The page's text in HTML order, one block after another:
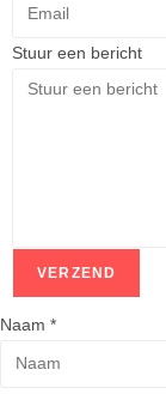
Stuur een bericht
VERZEND
Naam *